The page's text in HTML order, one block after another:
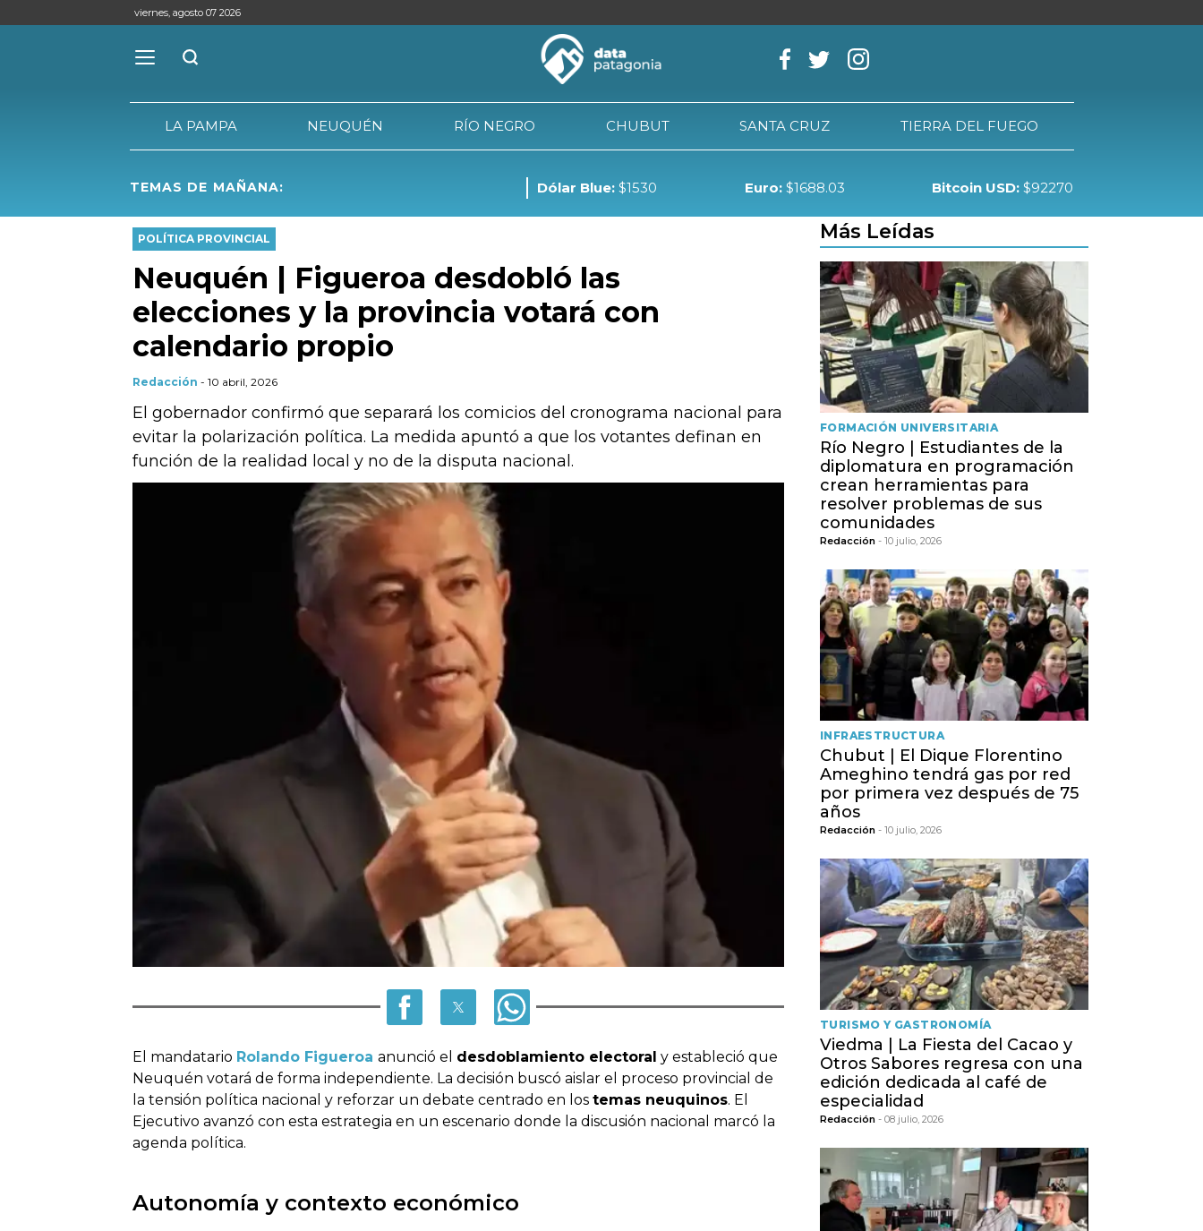
viernes, agosto 07 2026
LA PAMPA NEUQUÉN RÍO NEGRO CHUBUT SANTA CRUZ TIERRA DEL FUEGO
TEMAS DE MAÑANA: Dólar Blue: $1530 Euro:$1688.03 Bitcoin USD: $92270
RÍO NEGRO CHUBUT SANTA CRUZ TIERRA DEL FUEGO
POLÍTICA PROVINCIAL
Neuquén | Figueroa desdobló las
elecciones y la provincia votará con
calendario propio
Redacción - 10 abril, 2026
El gobernador confirmó que separará los comicios del cronograma nacional para
evitar la polarización política. La medida apuntó a que los votantes definan en
función de la realidad local y no de la disputa nacional.
El mandatario Rolando Figueroa anunció el desdoblamiento electoral y estableció que
Neuquén votará de forma independiente. La decisión buscó aislar el proceso provincial de
la tensión política nacional y reforzar un debate centrado en los temas neuquinos. El
Ejecutivo avanzó con esta estrategia en un escenario donde la discusión nacional marcó la
agenda política.
Autonomía y contexto económico
Más Leídas
FORMACIÓN UNIVERSITARIA
Río Negro | Estudiantes de la
diplomatura en programación
crean herramientas para
resolver problemas de sus
comunidades
Redacción - 10 julio, 2026
INFRAESTRUCTURA
Chubut | El Dique Florentino
Ameghino tendrá gas por red
por primera vez después de 75
años
Redacción - 10 julio, 2026
TURISMO Y GASTRONOMÍA
Viedma | La Fiesta del Cacao y
Otros Sabores regresa con una
edición dedicada al café de
especialidad
Redacción - 08 julio, 2026